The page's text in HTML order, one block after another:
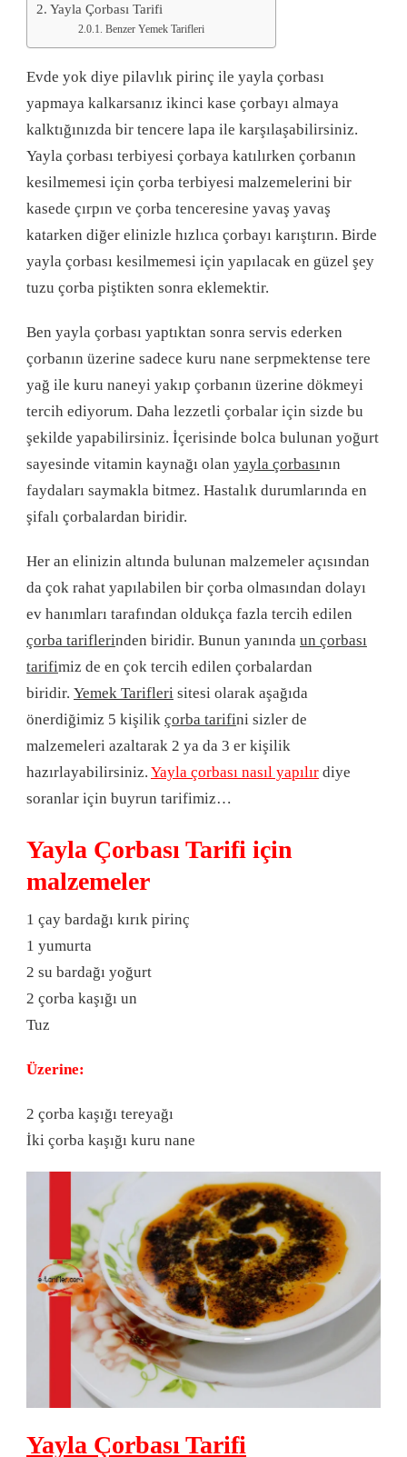
Yayla Çorbası Tarifi
Benzer Yemek Tarifleri
Evde yok diye pilavlık pirinç ile yayla çorbası
yapmaya kalkarsanız ikinci kase çorbayı almaya
kalktığınızda bir tencere lapa ile karşılaşabilirsiniz.
Yayla çorbası terbiyesi çorbaya katılırken çorbanın
kesilmemesi için çorba terbiyesi malzemelerini bir
kasede çırpın ve çorba tenceresine yavaş yavaş
katarken diğer elinizle hızlıca çorbayı karıştırın. Birde
yayla çorbası kesilmemesi için yapılacak en güzel şey
tuzu çorba piştikten sonra eklemektir.
Ben yayla çorbası yaptıktan sonra servis ederken
çorbanın üzerine sadece kuru nane serpmektense tere
yağ ile kuru naneyi yakıp çorbanın üzerine dökmeyi
tercih ediyorum. Daha lezzetli çorbalar için sizde bu
şekilde yapabilirsiniz. İçerisinde bolca bulunan yoğurt
sayesinde vitamin kaynağı olan yayla çorbasının
faydaları saymakla bitmez. Hastalık durumlarında en
şifalı çorbalardan biridir.
Her an elinizin altında bulunan malzemeler açısından
da çok rahat yapılabilen bir çorba olmasından dolayı
ev hanımları tarafından oldukça fazla tercih edilen
çorba tariflerinden biridir. Bunun yanında un çorbası
tarifimiz de en çok tercih edilen çorbalardan
biridir. Yemek Tarifleri sitesi olarak aşağıda
önerdiğimiz 5 kişilik çorba tarifini sizler de
malzemeleri azaltarak 2 ya da 3 er kişilik
hazırlayabilirsiniz. Yayla çorbası nasıl yapılır diye
soranlar için buyrun tarifimiz…
Yayla Çorbası Tarifi için
malzemeler
1 çay bardağı kırık pirinç
1 yumurta
2 su bardağı yoğurt
2 çorba kaşığı un
Tuz
Üzerine:
2 çorba kaşığı tereyağı
İki çorba kaşığı kuru nane
Yayla Çorbası Tarifi